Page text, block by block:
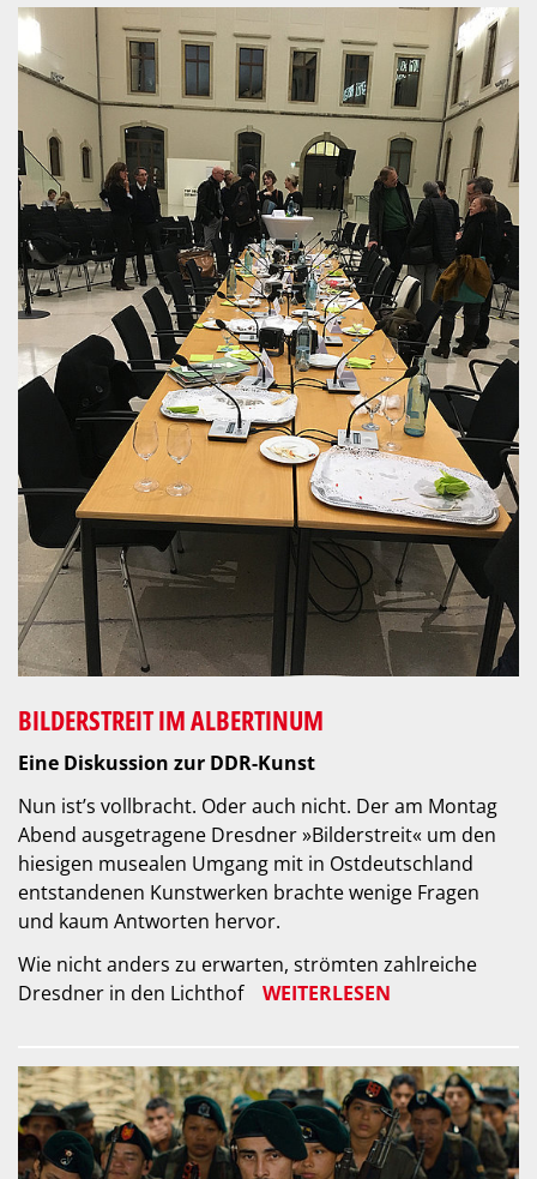
BILDERSTREIT IM ALBERTINUM
Eine Diskussion zur DDR-Kunst
Nun ist’s vollbracht. Oder auch nicht. Der am Montag
Abend ausgetragene Dresdner »Bilderstreit« um den
hiesigen musealen Umgang mit in Ostdeutschland
entstandenen Kunstwerken brachte wenige Fragen
und kaum Antworten hervor.
Wie nicht anders zu erwarten, strömten zahlreiche
Dresdner in den Lichthof
WEITERLESEN